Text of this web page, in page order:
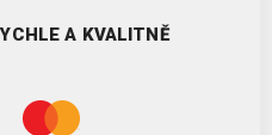
A KVALITNĚ